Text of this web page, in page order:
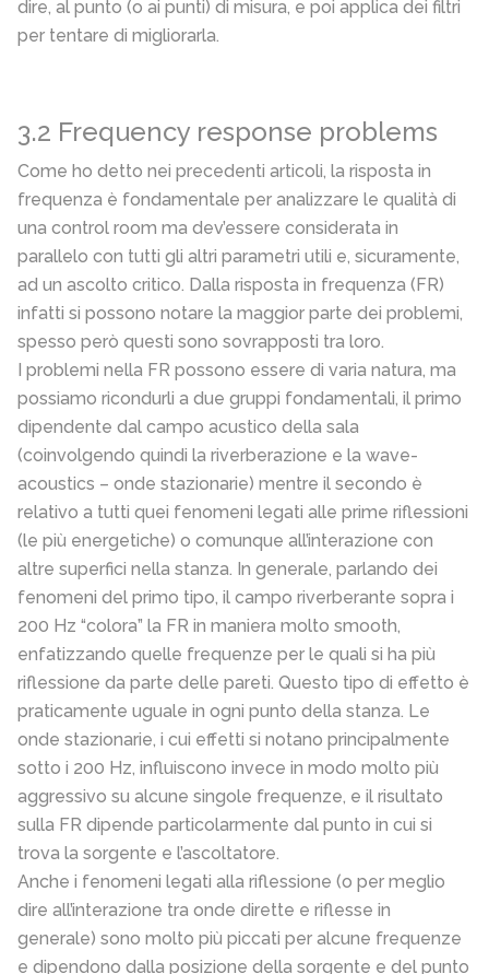
dire, al punto (o ai punti) di misura, e poi applica dei filtri
per tentare di migliorarla.
3.2 Frequency response problems
Come ho detto nei precedenti articoli, la risposta in
frequenza è fondamentale per analizzare le qualità di
una control room ma dev’essere considerata in
parallelo con tutti gli altri parametri utili e, sicuramente,
ad un ascolto critico. Dalla risposta in frequenza (FR)
infatti si possono notare la maggior parte dei problemi,
spesso però questi sono sovrapposti tra loro.
I problemi nella FR possono essere di varia natura, ma
possiamo ricondurli a due gruppi fondamentali, il primo
dipendente dal campo acustico della sala
(coinvolgendo quindi la riverberazione e la wave-
acoustics – onde stazionarie) mentre il secondo è
relativo a tutti quei fenomeni legati alle prime riflessioni
(le più energetiche) o comunque all’interazione con
altre superfici nella stanza. In generale, parlando dei
fenomeni del primo tipo, il campo riverberante sopra i
200 Hz “colora” la FR in maniera molto smooth,
enfatizzando quelle frequenze per le quali si ha più
riflessione da parte delle pareti. Questo tipo di effetto è
praticamente uguale in ogni punto della stanza. Le
onde stazionarie, i cui effetti si notano principalmente
sotto i 200 Hz, influiscono invece in modo molto più
aggressivo su alcune singole frequenze, e il risultato
sulla FR dipende particolarmente dal punto in cui si
trova la sorgente e l’ascoltatore.
Anche i fenomeni legati alla riflessione (o per meglio
dire all’interazione tra onde dirette e riflesse in
generale) sono molto più piccati per alcune frequenze
e dipendono dalla posizione della sorgente e del punto